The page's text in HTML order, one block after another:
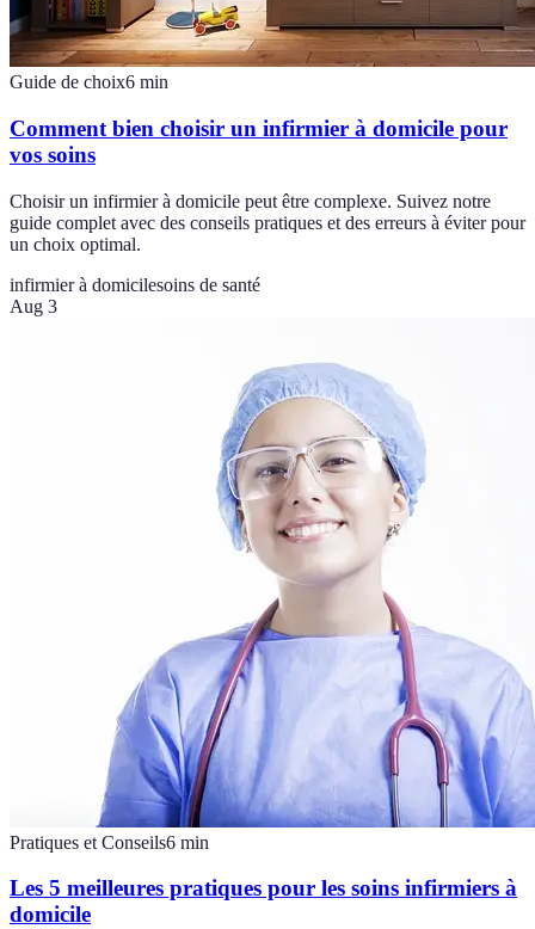
Guide de choix6 min
Comment bien choisir un infirmier à domicile pour
vos soins
Choisir un infirmier à domicile peut être complexe. Suivez notre
guide complet avec des conseils pratiques et des erreurs à éviter pour
un choix optimal.
infirmier à domicilesoins de santé
Aug 3
Pratiques et Conseils6 min
Les 5 meilleures pratiques pour les soins infirmiers à
domicile